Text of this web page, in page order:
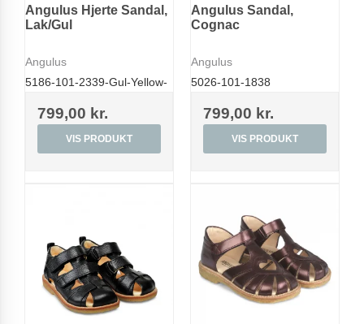
Angulus Hjerte Sandal,
Lak/Gul
Angulus
5186-101-2339-Gul-Yellow-
799,00 kr.
VIS PRODUKT
Angulus Sandal,
Cognac
Angulus
5026-101-1838
799,00 kr.
VIS PRODUKT